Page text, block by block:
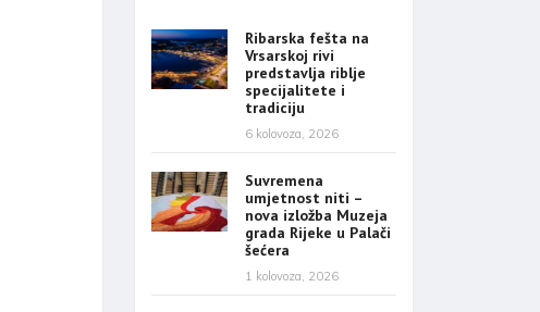
Ribarska fešta na
Vrsarskoj rivi
predstavlja riblje
specijalitete i
tradiciju
6 kolovoza, 2026
Suvremena
umjetnost niti –
nova izložba Muzeja
grada Rijeke u Palači
šećera
1 kolovoza, 2026